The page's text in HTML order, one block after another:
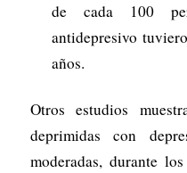
de cada 100
antidepresivo
años.
Otros estudios
deprimidas con
moderadas, durante